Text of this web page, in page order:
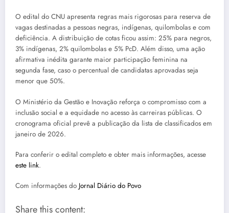
O edital do CNU apresenta regras mais rigorosas para reserva de
vagas destinadas a pessoas negras, indígenas, quilombolas e com
deficiência. A distribuição de cotas ficou assim: 25% para negros,
3% indígenas, 2% quilombolas e 5% PcD. Além disso, uma ação
afirmativa inédita garante maior participação feminina na
segunda fase, caso o percentual de candidatas aprovadas seja
menor que 50%.
O Ministério da Gestão e Inovação reforça o compromisso com a
inclusão social e a equidade no acesso às carreiras públicas. O
cronograma oficial prevê a publicação da lista de classificados em
janeiro de 2026.
Para conferir o edital completo e obter mais informações, acesse
este link.
Com informações do Jornal Diário do Povo
Share this content: